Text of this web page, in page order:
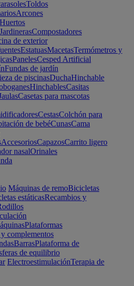
Toldos
Arcones
Huertos
JardinerasCompostadores
de exterior
EstatuasMacetasTermómetros y
PanelesCesped Artificial
Fundas de jardín
de piscinasDuchaHinchable
HinchablesCasitas
Casetas para mascotas
CestasColchón para
de bebéCunasCama
AccesoriosCapazosCarrito ligero
nasalOrinales
Máquinas de remoBicicletas
estáticasRecambios y
Plataformas
complementos
BarrasPlataforma de
de equilibrio
ElectroestimulaciónTerapia de